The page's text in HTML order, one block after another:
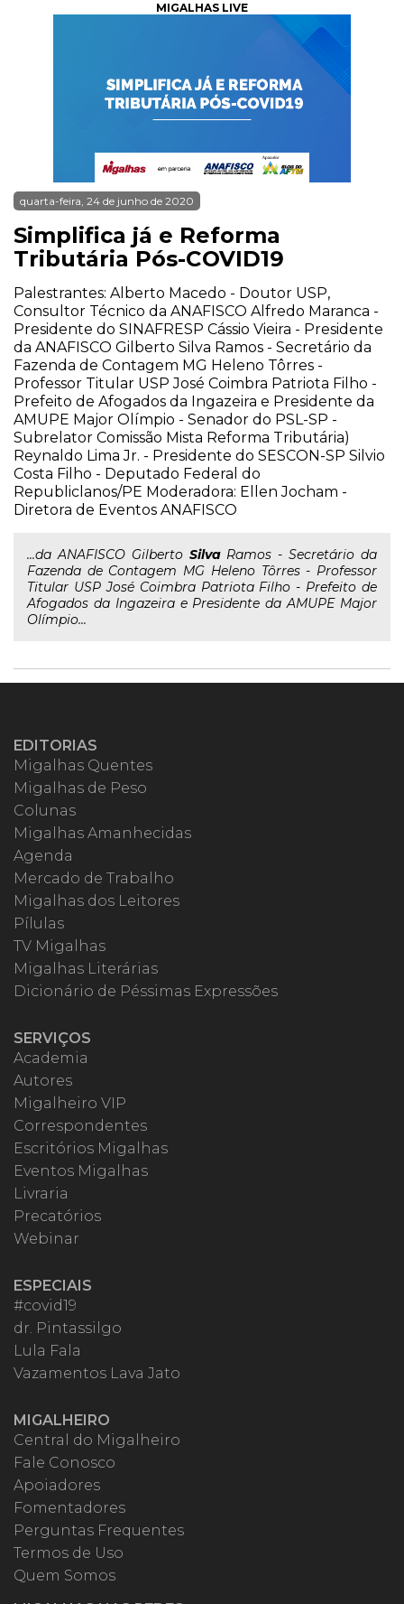
MIGALHAS LIVE
quarta-feira, 24 de junho de 2020
Simplifica já e Reforma
Tributária Pós-COVID19
Palestrantes: Alberto Macedo - Doutor USP,
Consultor Técnico da ANAFISCO Alfredo Maranca -
Presidente do SINAFRESP Cássio Vieira - Presidente
da ANAFISCO Gilberto Silva Ramos - Secretário da
Fazenda de Contagem MG Heleno Tôrres -
Professor Titular USP José Coimbra Patriota Filho -
Prefeito de Afogados da Ingazeira e Presidente da
AMUPE Major Olímpio - Senador do PSL-SP -
Subrelator Comissão Mista Reforma Tributária)
Reynaldo Lima Jr. - Presidente do SESCON-SP Silvio
Costa Filho - Deputado Federal do
Republiclanos/PE Moderadora: Ellen Jocham -
Diretora de Eventos ANAFISCO
...da ANAFISCO Gilberto SilvaRamos - Secretário da
Fazenda de Contagem MG Heleno Tôrres - Professor
Titular USP José Coimbra Patriota Filho - Prefeito de
Afogados da Ingazeira e Presidente da AMUPE Major
Olímpio...
EDITORIAS
Migalhas Quentes
Migalhas de Peso
Colunas
Migalhas Amanhecidas
Agenda
Mercado de Trabalho
Migalhas dos Leitores
Pílulas
TV Migalhas
Migalhas Literárias
Dicionário de Péssimas Expressões
SERVIÇOS
Academia
Autores
Migalheiro VIP
Correspondentes
Escritórios Migalhas
Eventos Migalhas
Livraria
Precatórios
Webinar
ESPECIAIS
#covid19
dr. Pintassilgo
Lula Fala
Vazamentos Lava Jato
MIGALHEIRO
Central do Migalheiro
Fale Conosco
Apoiadores
Fomentadores
Perguntas Frequentes
Termos de Uso
Quem Somos